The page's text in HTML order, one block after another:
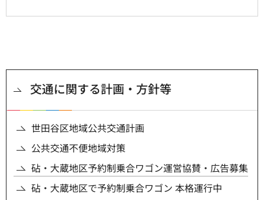
交通に関する計画・方針等
世田谷区地域公共交通計画
公共交通不便地域対策
砧・大蔵地区予約制乗合ワゴン運営協賛・広告募集
砧・大蔵地区で予約制乗合ワゴン 本格運行中